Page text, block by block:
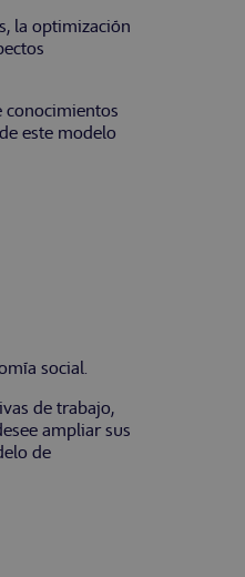
la optimización
conocimientos
este modelo
social.
de trabajo,
ampliar sus
de